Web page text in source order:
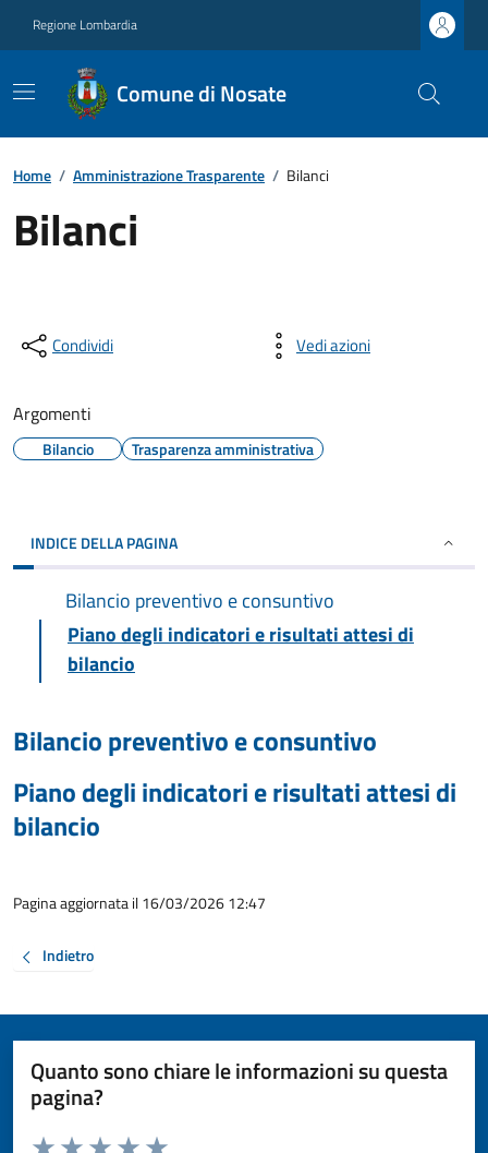
Regione Lombardia
Comune di Nosate
Home / Amministrazione Trasparente / Bilanci
Bilanci
Condividi Vedi azioni
Argomenti
Bilancio Trasparenza amministrativa
INDICE DELLA PAGINA
Bilancio preventivo e consuntivo
Piano degli indicatori e risultati attesi di
bilancio
Bilancio preventivo e consuntivo
Piano degli indicatori e risultati attesi di
bilancio
Pagina aggiornata il 16/03/2026 12:47
Indietro
Quanto sono chiare le informazioni su questa
pagina?
Valuta da 1 a 5 stelle la pagina